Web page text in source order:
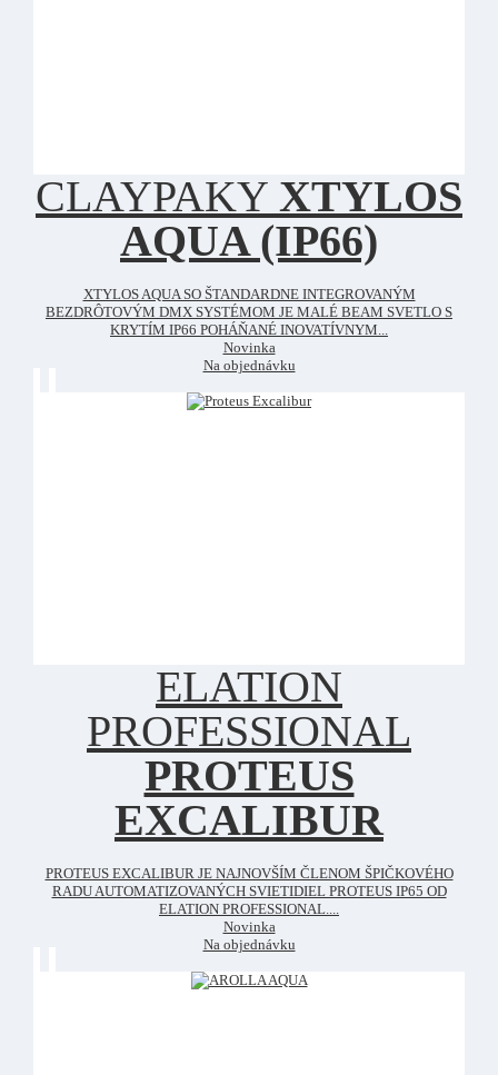
CLAYPAKY XTYLOS
AQUA (IP66)
XTYLOS AQUA SO ŠTANDARDNE INTEGROVANÝM
BEZDRÔTOVÝM DMX SYSTÉMOM JE MALÉ BEAM SVETLO S
KRYTÍM IP66 POHÁŇANÉ INOVATÍVNYM...
Novinka
Na objednávku
ELATION
PROFESSIONAL
PROTEUS
EXCALIBUR
PROTEUS EXCALIBUR JE NAJNOVŠÍM ČLENOM ŠPIČKOVÉHO
RADU AUTOMATIZOVANÝCH SVIETIDIEL PROTEUS IP65 OD
ELATION PROFESSIONAL....
Novinka
Na objednávku